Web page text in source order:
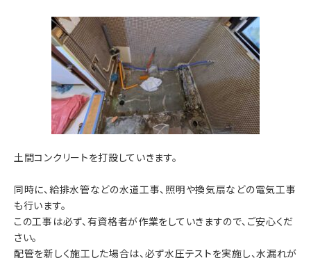
土間コンクリートを打設していきます。
同時に、給排水管などの水道工事、照明や換気扇などの電気工事
も行います。
この工事は必ず、有資格者が作業をしていきますので、ご安心くだ
さい。
配管を新しく施工した場合は、必ず水圧テストを実施し、水漏れが